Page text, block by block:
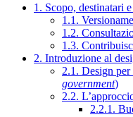
1. Scopo, destinatari
1.1.
1.2.
1.3.
2. Introduzione al
2.1. Design
government)
2.2.
2.2.1.